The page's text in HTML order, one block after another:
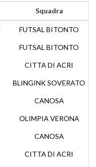
Squadra
FUTSAL BITONTO
FUTSAL BITONTO
CITTA DI ACRI
BLINGINK SOVERATO
CANOSA
OLIMPIA VERONA
CANOSA
CITTA DI ACRI